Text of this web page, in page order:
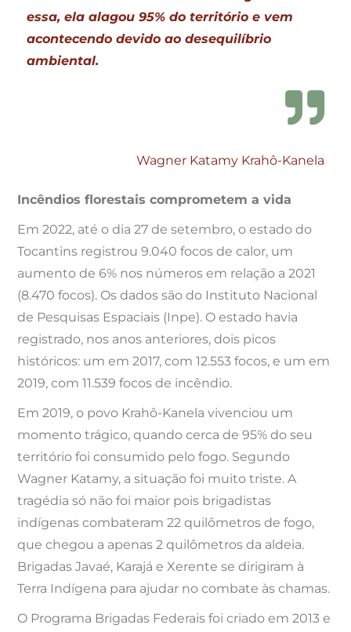
essa, ela alagou 95% do território e vem
acontecendo devido ao desequilíbrio
ambiental.
Wagner Katamy Krahô-Kanela
Incêndios florestais comprometem a vida
Em 2022, até o dia 27 de setembro, o estado do
Tocantins registrou 9.040 focos de calor, um
aumento de 6% nos números em relação a 2021
(8.470 focos). Os dados são do Instituto Nacional
de Pesquisas Espaciais (Inpe). O estado havia
registrado, nos anos anteriores, dois picos
históricos: um em 2017, com 12.553 focos, e um em
2019, com 11.539 focos de incêndio.
Em 2019, o povo Krahô-Kanela vivenciou um
momento trágico, quando cerca de 95% do seu
território foi consumido pelo fogo. Segundo
Wagner Katamy, a situação foi muito triste. A
tragédia só não foi maior pois brigadistas
indígenas combateram 22 quilômetros de fogo,
que chegou a apenas 2 quilômetros da aldeia.
Brigadas Javaé, Karajá e Xerente se dirigiram à
Terra Indígena para ajudar no combate às chamas.
O Programa Brigadas Federais foi criado em 2013 e